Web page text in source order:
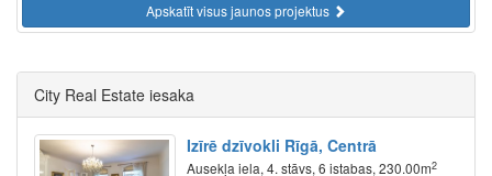
Apskatīt visus jaunos projektus
City Real Estate iesaka
Izīrē dzīvokli Rīgā, Centrā
Ausekļa iela, 4. stāvs, 6 istabas, 230.00m2